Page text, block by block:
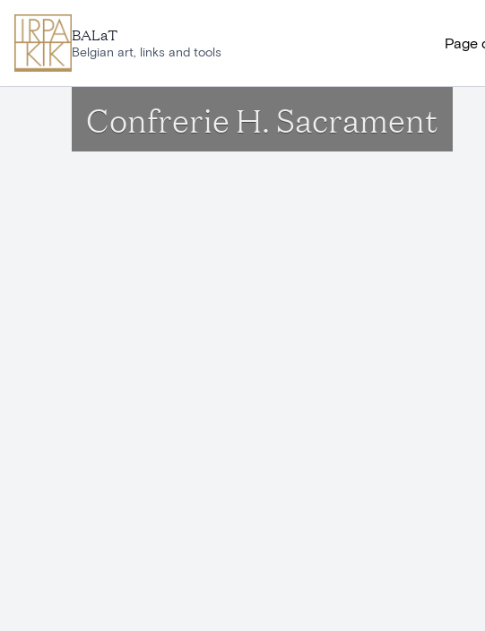
BALaT
Belgian art, links and tools
Page
Confrerie H. Sacrament